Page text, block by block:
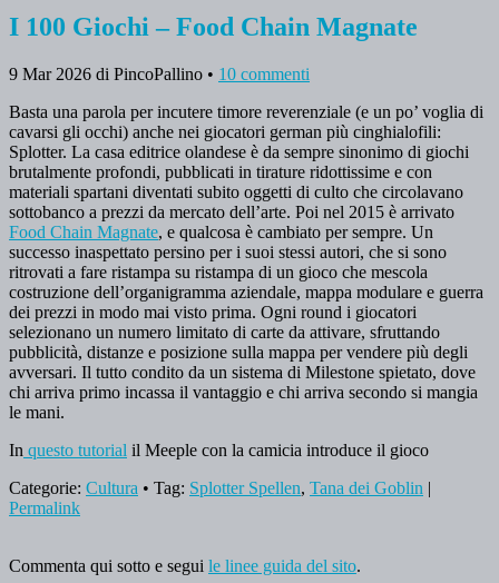
I 100 Giochi – Food Chain Magnate
9 Mar 2026 di PincoPallino • 10 commenti
Basta una parola per incutere timore reverenziale (e un po’ voglia di
cavarsi gli occhi) anche nei giocatori german più cinghialofili:
Splotter. La casa editrice olandese è da sempre sinonimo di giochi
brutalmente profondi, pubblicati in tirature ridottissime e con
materiali spartani diventati subito oggetti di culto che circolavano
sottobanco a prezzi da mercato dell’arte. Poi nel 2015 è arrivato
Food Chain Magnate, e qualcosa è cambiato per sempre. Un
successo inaspettato persino per i suoi stessi autori, che si sono
ritrovati a fare ristampa su ristampa di un gioco che mescola
costruzione dell’organigramma aziendale, mappa modulare e guerra
dei prezzi in modo mai visto prima. Ogni round i giocatori
selezionano un numero limitato di carte da attivare, sfruttando
pubblicità, distanze e posizione sulla mappa per vendere più degli
avversari. Il tutto condito da un sistema di Milestone spietato, dove
chi arriva primo incassa il vantaggio e chi arriva secondo si mangia
le mani.
In questo tutorial il Meeple con la camicia introduce il gioco
Categorie: Cultura • Tag: Splotter Spellen, Tana dei Goblin |
Permalink
Commenta qui sotto e segui le linee guida del sito.